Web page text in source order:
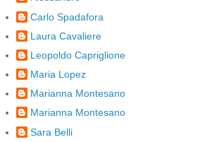
Carlo Spadafora
Laura Cavaliere
Leopoldo Capriglione
Maria Lopez
Marianna Montesano
Marianna Montesano
Sara Belli